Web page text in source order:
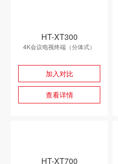
HT-XT300
4K会议电视终端（分体式）
加入对比
查看详情
HT-XT700